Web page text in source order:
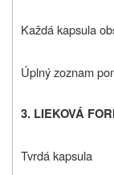
Každá kapsula
Úplný zoznam
3. LIEKOVÁ
Tvrdá kapsula